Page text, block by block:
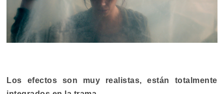
Los efectos son muy realistas, están totalmente